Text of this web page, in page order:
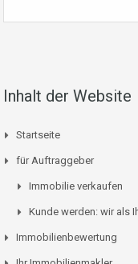
Inhalt der Website
Startseite
für Auftraggeber
Immobilie verkaufen
Kunde werden: wir als
Immobilienbewertung